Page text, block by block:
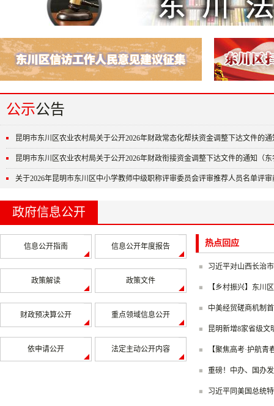
公示公告
昆明市东川区农业农村局关于公开2026年财政常态化帮扶资金调整下达文件的
昆明市东川区农业农村局关于公开2026年财政衔接资金调整下达文件的通知（东
关于2026年昆明市东川区中小学教师中级职称评审委员会评审推荐人员名单评审
政府信息公开
信息公开指南 信息公开年度报告
政策解读 政策文件
财政预决算公开 重点领域信息公开
依申请公开 法定主动公开内容
热点回应
习近平对山西长治
【乡村振兴】东川
中美经贸磋商机制
昆明新增8家省级文
【聚焦高考·护航
重磅！中办、国办
习近平同美国总统